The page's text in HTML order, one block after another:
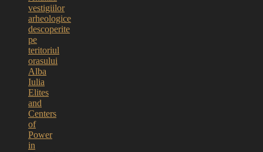
vestigiilor
arheologice
descoperite
pe
teritoriul
orasului
Alba
Iulia
Elites
and
Centers
of
Power
in